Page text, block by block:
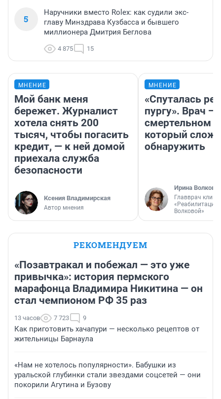
5
Наручники вместо Rolex: как судили экс-
главу Минздрава Кузбасса и бывшего
миллионера Дмитрия Беглова
4 875 15
МНЕНИЕ
Мой банк меня
бережет. Журналист
хотела снять 200
тысяч, чтобы погасить
кредит, — к ней домой
приехала служба
безопасности
Ксения Владимирская
Автор мнения
МНЕНИЕ
«Спуталась
пургу». Врач —
смертельном
который
обнаружить
Ирина Волкова
Главврач
«Реабилитация
Волковой»
РЕКОМЕНДУЕМ
«Позавтракал и побежал — это уже
привычка»: история пермского
марафонца Владимира Никитина — он
стал чемпионом РФ 35 раз
13 часов 7 723 9
Как приготовить хачапури — несколько рецептов от
жительницы Барнаула
«Нам не хотелось популярности». Бабушки из
уральской глубинки стали звездами соцсетей — они
покорили Агутина и Бузову